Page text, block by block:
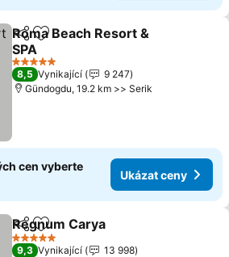
SdíletPřidat na seznam oblíbených
Roma Beach Resort &
SPA
Ukázat ceny
5 Počet hvězdiček
8,5 Vynikající
9 247
Gündogdu, 19.2 km >> Serik
cen vyberte
Ukázat ceny
SdíletPřidat na seznam oblíbených
Regnum Carya
5 Počet hvězdiček
9,3 Vynikající
13 998